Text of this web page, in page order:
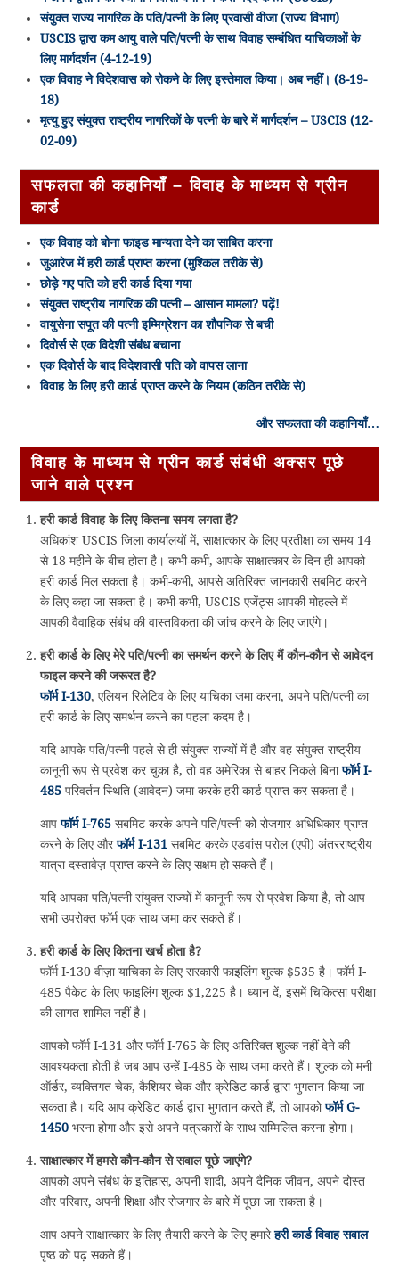
संयुक्त राज्य नागरिक के पति/पत्नी के लिए प्रवासी वीजा (राज्य विभाग)
USCIS द्वारा कम आयु वाले पति/पत्नी के साथ विवाह सम्बंधित याचिकाओं के
लिए मार्गदर्शन (4-12-19)
एक विवाह ने विदेशवास को रोकने के लिए इस्तेमाल किया। अब नहीं। (8-19-
18)
मृत्यु हुए संयुक्त राष्ट्रीय नागरिकों के पत्नी के बारे में मार्गदर्शन – USCIS (12-
02-09)
सफलता की कहानियाँ – विवाह के माध्यम से ग्रीन
कार्ड
एक विवाह को बोना फाइड मान्यता देने का साबित करना
जुआरेज में हरी कार्ड प्राप्त करना (मुश्किल तरीके से)
छोड़े गए पति को हरी कार्ड दिया गया
संयुक्त राष्ट्रीय नागरिक की पत्नी – आसान मामला? पढ़ें!
वायुसेना सपूत की पत्नी इम्मिग्रेशन का शौपनिक से बची
दिवोर्स से एक विदेशी संबंध बचाना
एक दिवोर्स के बाद विदेशवासी पति को वापस लाना
विवाह के लिए हरी कार्ड प्राप्त करने के नियम (कठिन तरीके से)
और सफलता की कहानियाँ…
विवाह के माध्यम से ग्रीन कार्ड संबंधी अक्सर पूछे
जाने वाले प्रश्न
हरी कार्ड विवाह के लिए कितना समय लगता है?
अधिकांश USCIS जिला कार्यालयों में, साक्षात्कार के लिए प्रतीक्षा का समय 14
से 18 महीने के बीच होता है। कभी-कभी, आपके साक्षात्कार के दिन ही आपको
हरी कार्ड मिल सकता है। कभी-कभी, आपसे अतिरिक्त जानकारी सबमिट करने
के लिए कहा जा सकता है। कभी-कभी, USCIS एजेंट्स आपकी मोहल्ले में
आपकी वैवाहिक संबंध की वास्तविकता की जांच करने के लिए जाएंगे।
हरी कार्ड के लिए मेरे पति/पत्नी का समर्थन करने के लिए मैं कौन-कौन से आवेदन
फाइल करने की जरूरत है?
फॉर्म I-130, एलियन रिलेटिव के लिए याचिका जमा करना, अपने पति/पत्नी का
हरी कार्ड के लिए समर्थन करने का पहला कदम है।
यदि आपके पति/पत्नी पहले से ही संयुक्त राज्यों में है और वह संयुक्त राष्ट्रीय
कानूनी रूप से प्रवेश कर चुका है, तो वह अमेरिका से बाहर निकले बिनाफॉर्म I-
485परिवर्तन स्थिति (आवेदन) जमा करके हरी कार्ड प्राप्त कर सकता है।
आपफॉर्म I-765सबमिट करके अपने पति/पत्नी को रोजगार अधिधिकार प्राप्त
करने के लिए औरफॉर्म I-131सबमिट करके एडवांस परोल (एपी) अंतरराष्ट्रीय
यात्रा दस्तावेज़ प्राप्त करने के लिए सक्षम हो सकते हैं।
यदि आपका पति/पत्नी संयुक्त राज्यों में कानूनी रूप से प्रवेश किया है, तो आप
सभी उपरोक्त फॉर्म एक साथ जमा कर सकते हैं।
हरी कार्ड के लिए कितना खर्च होता है?
फॉर्म I-130 वीज़ा याचिका के लिए सरकारी फाइलिंग शुल्क $535 है। फॉर्म I-
485 पैकेट के लिए फाइलिंग शुल्क $1,225 है। ध्यान दें, इसमें चिकित्सा परीक्षा
की लागत शामिल नहीं है।
आपको फॉर्म I-131 और फॉर्म I-765 के लिए अतिरिक्त शुल्क नहीं देने की
आवश्यकता होती है जब आप उन्हें I-485 के साथ जमा करते हैं। शुल्क को मनी
ऑर्डर, व्यक्तिगत चेक, कैशियर चेक और क्रेडिट कार्ड द्वारा भुगतान किया जा
सकता है। यदि आप क्रेडिट कार्ड द्वारा भुगतान करते हैं, तो आपकोफॉर्म G-
1450भरना होगा और इसे अपने पत्रकारों के साथ सम्मिलित करना होगा।
साक्षात्कार में हमसे कौन-कौन से सवाल पूछे जाएंगे?
आपको अपने संबंध के इतिहास, अपनी शादी, अपने दैनिक जीवन, अपने दोस्त
और परिवार, अपनी शिक्षा और रोजगार के बारे में पूछा जा सकता है।
आप अपने साक्षात्कार के लिए तैयारी करने के लिए हमारेहरी कार्ड विवाह सवाल
पृष्ठ को पढ़ सकते हैं।